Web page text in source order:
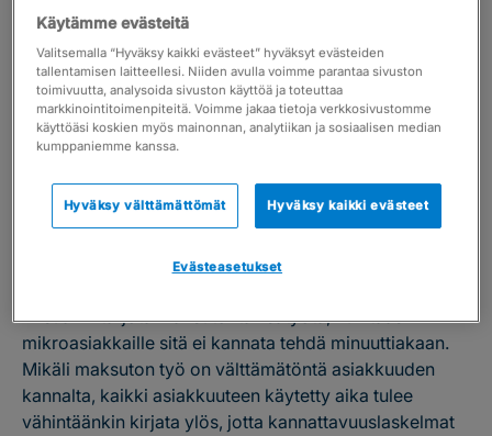
vievät tuottavuutta
Kuluja on mahdotonta välttää, mutta useimpia voidaan
minimoida järkevällä suunnittelulla. Varsinkin kiinteät
kulut kannattaa laittaa tarkkailuun. Onko niiden
joukossa joitakin, jotka voidaan kilpailuttaa
mahdollisimman edullisiksi ja voiko joistakin luopua
siksi maksuttoman lisätyön järkevyyttä tulee arvioida
fiksuakin tarjota maksutonta lisätyötä, kun taas
mikroasiakkaille sitä ei kannata tehdä minuuttiakaan.
Mikäli maksuton työ on välttämätöntä asiakkuuden
kannalta, kaikki asiakkuuteen käytetty aika tulee
vähintäänkin kirjata ylös, jotta kannattavuuslaskelmat
Käytämme evästeitä
Valitsemalla “Hyväksy kaikki evästeet” hyväksyt evästeiden
tallentamisen laitteellesi. Niiden avulla voimme parantaa sivuston
toimivuutta, analysoida sivuston käyttöä ja toteuttaa
markkinointitoimenpiteitä. Voimme jakaa tietoja verkkosivustomme
käyttöäsi koskien myös mainonnan, analytiikan ja sosiaalisen median
kumppaniemme kanssa.
Hyväksy välttämättömät Hyväksy kaikki evästeet
Evästeasetukset